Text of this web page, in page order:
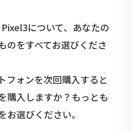
について、あなたの
のをすべてお選びくださ
フォンを次回購入すると
購入しますか？もっとも
選びください。